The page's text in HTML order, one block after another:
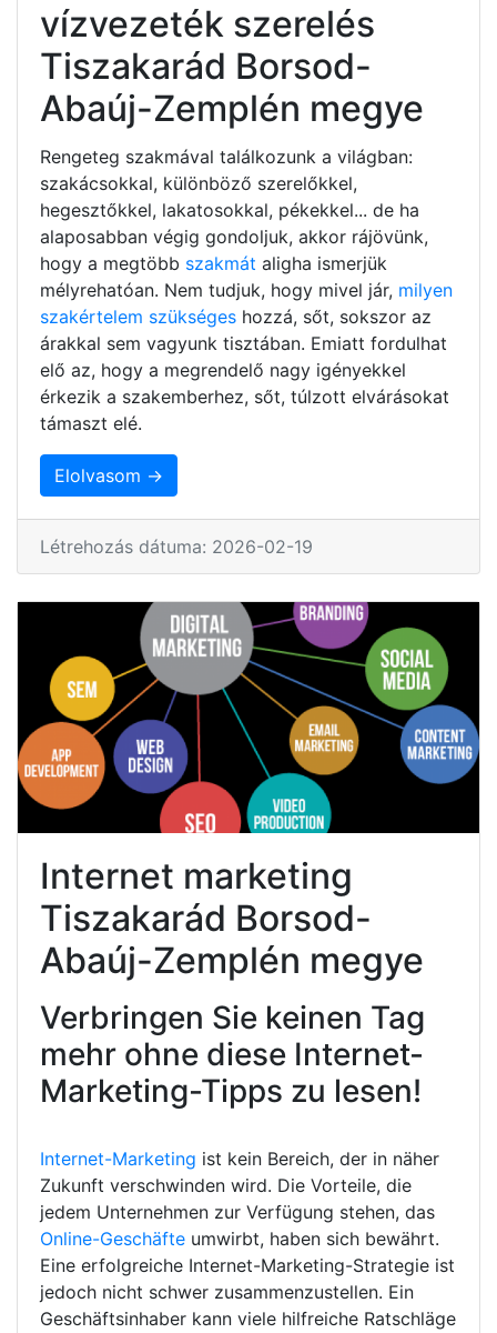
vízvezeték szerelés
Tiszakarád Borsod-
Abaúj-Zemplén megye
Rengeteg szakmával találkozunk a világban:
szakácsokkal, különböző szerelőkkel,
hegesztőkkel, lakatosokkal, pékekkel... de ha
alaposabban végig gondoljuk, akkor rájövünk,
hogy a megtöbb szakmát aligha ismerjük
mélyrehatóan. Nem tudjuk, hogy mivel jár, milyen
szakértelem szükséges hozzá, sőt, sokszor az
árakkal sem vagyunk tisztában. Emiatt fordulhat
elő az, hogy a megrendelő nagy igényekkel
érkezik a szakemberhez, sőt, túlzott elvárásokat
támaszt elé.
Elolvasom →
Létrehozás dátuma: 2026-02-19
Internet marketing
Tiszakarád Borsod-
Abaúj-Zemplén megye
Verbringen Sie keinen Tag
mehr ohne diese Internet-
Marketing-Tipps zu lesen!
Internet-Marketing ist kein Bereich, der in näher
Zukunft verschwinden wird. Die Vorteile, die
jedem Unternehmen zur Verfügung stehen, das
Online-Geschäfte umwirbt, haben sich bewährt.
Eine erfolgreiche Internet-Marketing-Strategie ist
jedoch nicht schwer zusammenzustellen. Ein
Geschäftsinhaber kann viele hilfreiche Ratschläge